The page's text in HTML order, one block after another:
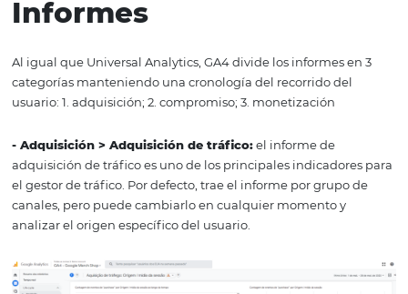
automática
De forma predeterminada para GA4 Standard, el
retención de datos es de 2 meses y se puede cambiar a
En GA4 360 también se puede cambiar a 26 meses, 38
Ventajas
principales novedades de esta versión, GA4 identifica